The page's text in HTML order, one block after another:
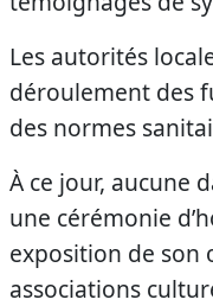
Les autorités
déroulement des
des normes
À ce jour, aucune
une cérémonie
exposition de son
associations